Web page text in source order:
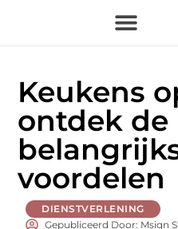
Keukens
ontdek de
voordelen
DIENSTVERLENING
Gepubliceerd Door: Msign